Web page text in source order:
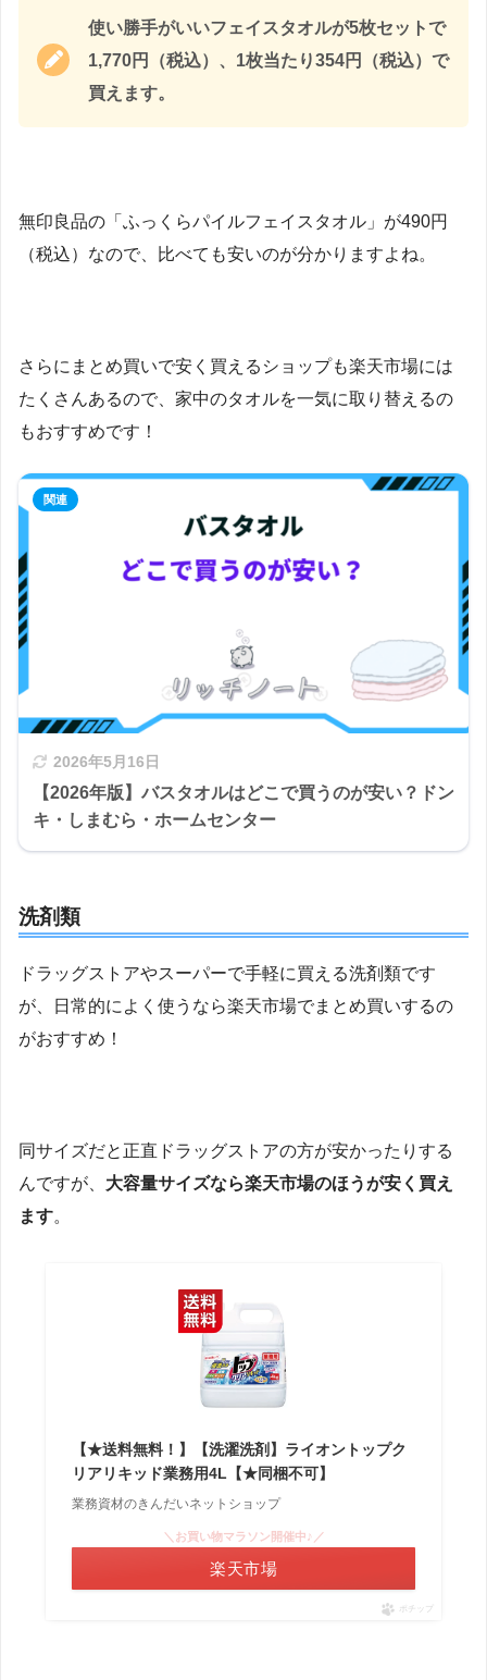
使い勝手がいいフェイスタオルが5枚セットで
1,770円（税込）、1枚当たり354円（税込）で
買えます。
無印良品の「ふっくらパイルフェイスタオル」が490円
（税込）なので、比べても安いのが分かりますよね。
さらにまとめ買いで安く買えるショップも楽天市場には
たくさんあるので、家中のタオルを一気に取り替えるの
もおすすめです！
2026年5月16日
【2026年版】バスタオルはどこで買うのが安い？ドン
キ・しまむら・ホームセンター
洗剤類
ドラッグストアやスーパーで手軽に買える洗剤類です
が、日常的によく使うなら楽天市場でまとめ買いするの
がおすすめ！
同サイズだと正直ドラッグストアの方が安かったりする
んですが、 大容量サイズなら楽天市場のほうが安く買え
ます。
【★送料無料！】【洗濯洗剤】ライオントップク
リアリキッド業務用4L【★同梱不可】
業務資材のきんだいネットショップ
＼お買い物マラソン開催中♪／
楽天市場
ポチップ